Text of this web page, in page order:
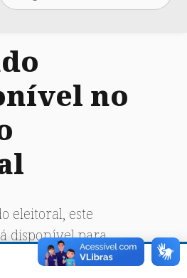
no
eleitoral, este
disponível para